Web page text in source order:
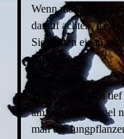
Wenn man
darauf achten, dass
Sie sollten einen
haben.
Tomaten müssen
am unteren Stängel
man die